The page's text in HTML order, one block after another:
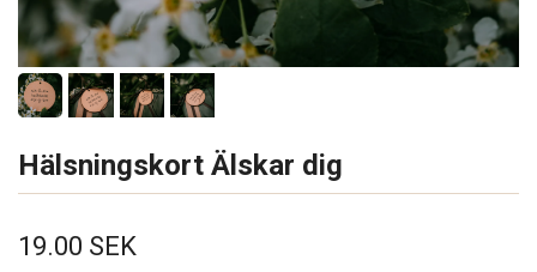
Hälsningskort Älskar dig
19.00 SEK